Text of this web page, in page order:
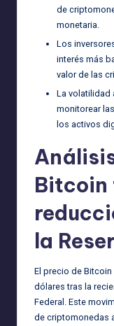
de
monetaria.
Los
interés más
valor de las
La volatilidad
monitorear
los activos
Bitcoin
la
El precio de
dólares tras la
Federal. Este
de criptomonedas